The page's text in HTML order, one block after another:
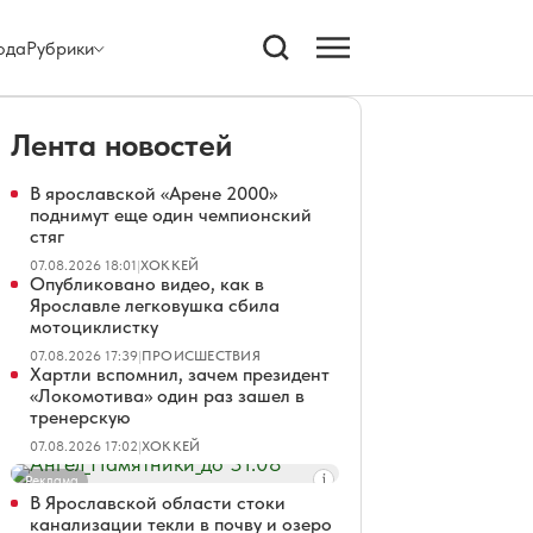
Рубрики
Лента новостей
В ярославской «Арене 2000»
поднимут еще один чемпионский
стяг
07.08.2026 18:01|ХОККЕЙ
Опубликовано видео, как в
Ярославле легковушка сбила
мотоциклистку
07.08.2026 17:39|ПРОИСШЕСТВИЯ
Хартли вспомнил, зачем президент
«Локомотива» один раз зашел в
тренерскую
07.08.2026 17:02|ХОККЕЙ
Реклама
В Ярославской области стоки
канализации текли в почву и озеро